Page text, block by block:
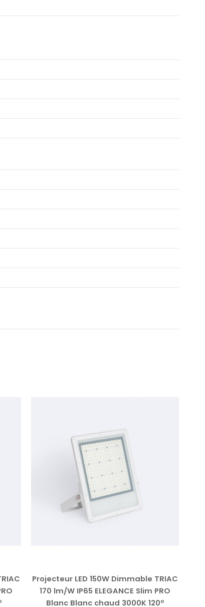
Projecteur LED 150W Dimmable TRIAC
170 lm/W IP65 ELEGANCE Slim PRO
Blanc Blanc chaud 3000K 120º